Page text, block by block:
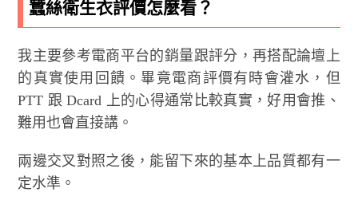
蠶絲衛生衣評價怎麼看？
我主要參考電商平台的銷量跟評分，再搭配論壇上
的真實使用回饋。畢竟電商評價有時會灌水，但
PTT 跟 Dcard 上的心得通常比較真實，好用會推、
難用也會直接講。
兩邊交叉對照之後，能留下來的基本上品質都有一
定水準。